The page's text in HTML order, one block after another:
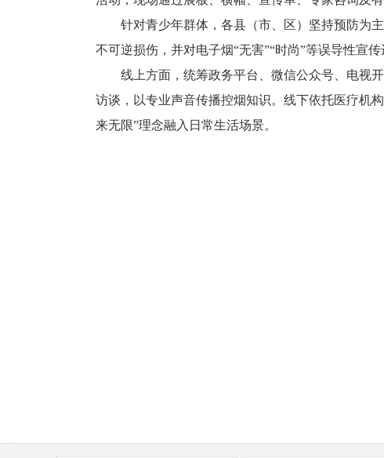
针对青少年群体，各县（市、区）坚持预防为主
不可逆损伤，并对电子烟“无害”“时尚”等误导性宣
线上方面，统筹政务平台、微信公众号、电视开
访谈，以专业声音传播控烟知识。线下依托医疗机
来无限”理念融入日常生活场景。